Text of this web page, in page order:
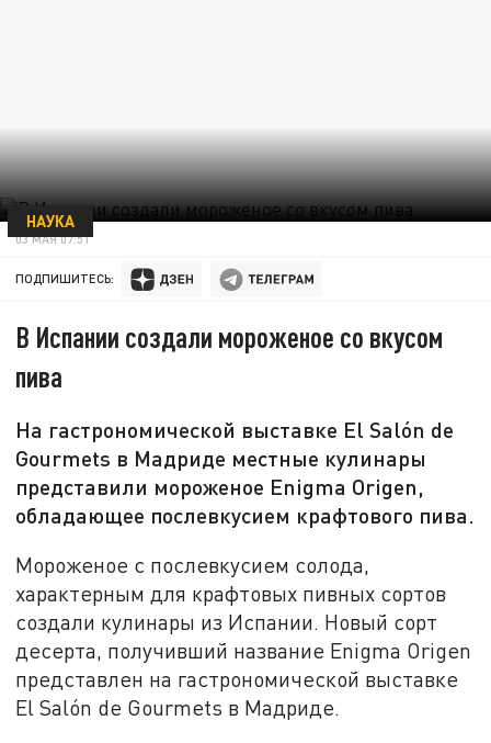
НАУКА
03 МАЯ 07:51
ПОДПИШИТЕСЬ:
В Испании создали мороженое со вкусом
пива
На гастрономической выставке El Salón de
Gourmets в Мадриде местные кулинары
представили мороженое Enigma Origen,
обладающее послевкусием крафтового пива.
Мороженое с послевкусием солода,
характерным для крафтовых пивных сортов
создали кулинары из Испании. Новый сорт
десерта, получивший название Enigma Origen
представлен на гастрономической выставке
El Salón de Gourmets в Мадриде.